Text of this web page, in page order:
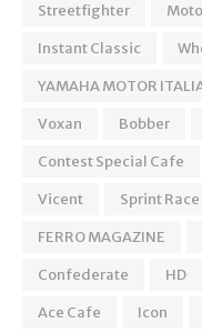
Streetfighter
Instant Classic
YAMAHA MOTOR
Voxan
Bobber
Contest Special Cafe
Vicent
Sprint Race
FERRO MAGAZINE
Confederate
HD
Ace Cafe
Icon